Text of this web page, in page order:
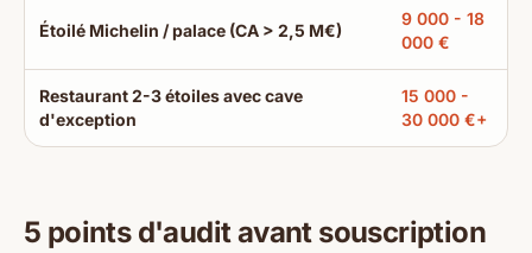
Étoilé Michelin / palace (CA > 2,5 M€)
9 000 - 18
000 €
Restaurant 2-3 étoiles avec cave
d'exception
15 000 -
30 000 €+
5 points d'audit avant souscription